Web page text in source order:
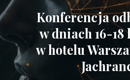
Konferencja
w dniach 16-
w hotelu